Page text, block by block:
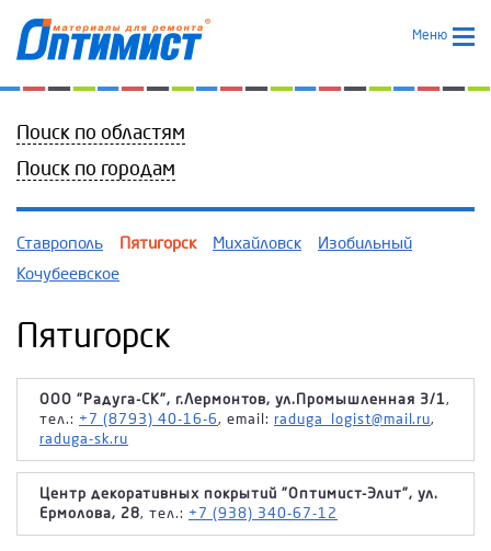
Меню
Поиск по областям
Поиск по городам
Ставрополь Пятигорск Михайловск
Изобильный
Кочубеевское
Пятигорск
ООО "Радуга-СК", г.Лермонтов, ул.Промышленная 3/1,
тел.: +7 (8793) 40-16-6, email: raduga_logist@mail.ru,
raduga-sk.ru
Центр декоративных покрытий "Оптимист-Элит", ул.
Ермолова, 28, тел.: +7 (938) 340-67-12